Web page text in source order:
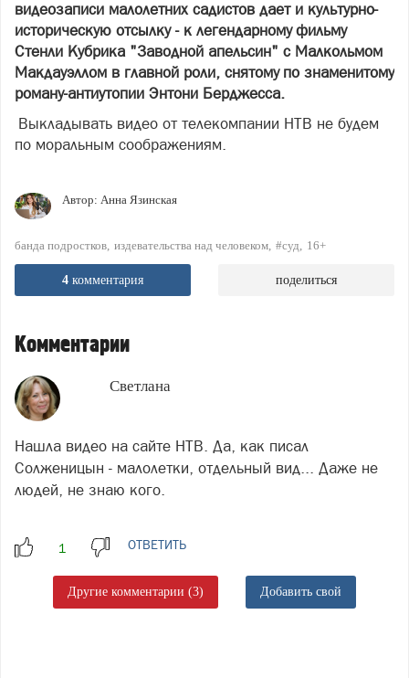
видеозаписи малолетних садистов дает и культурно-
историческую отсылку - к легендарному фильму
Стенли Кубрика "Заводной апельсин" с Малкольмом
Макдауэллом в главной роли, снятому по знаменитому
роману-антиутопии Энтони Берджесса.
Выкладывать видео от телекомпании НТВ не будем
по моральным соображениям.
Автор: Анна Язинская
банда подростков издевательства над человеком #суд 16+
4 комментария поделиться
Комментарии
Светлана
Нашла видео на сайте НТВ. Да, как писал
Солженицын - малолетки, отдельный вид... Даже не
людей, не знаю кого.
ОТВЕТИТЬ
Другие комментарии (3) Добавить свой